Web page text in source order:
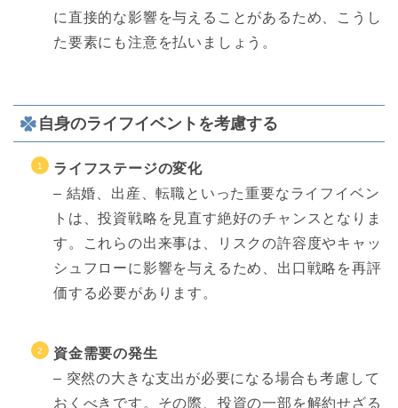
に直接的な影響を与えることがあるため、こうし
た要素にも注意を払いましょう。
自身のライフイベントを考慮する
ライフステージの変化
– 結婚、出産、転職といった重要なライフイベン
トは、投資戦略を見直す絶好のチャンスとなりま
す。これらの出来事は、リスクの許容度やキャッ
シュフローに影響を与えるため、出口戦略を再評
価する必要があります。
資金需要の発生
– 突然の大きな支出が必要になる場合も考慮して
おくべきです。その際、投資の一部を解約せざる